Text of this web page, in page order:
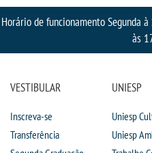
UNIESP
Horário de funcionamento Segunda
às
VESTIBULAR
Inscreva-se
Transferência
UNIESP
Uniesp
Uniesp